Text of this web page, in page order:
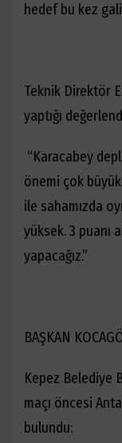
hedef bu kez
Teknik Direktör
yaptığı
“Karacabey
önemi çok
ile sahamızda
yüksek. 3 puanı
yapacağız.”
BAŞKAN
Kepez Belediye
maçı öncesi
bulundu: